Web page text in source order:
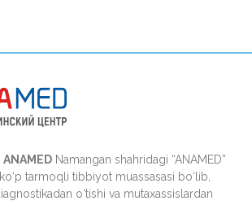
ANAMED Namangan shahridagi “ANAMED”
tarmoqli tibbiyot muassasasi bo‘lib,
o‘tishi va mutaxassislardan